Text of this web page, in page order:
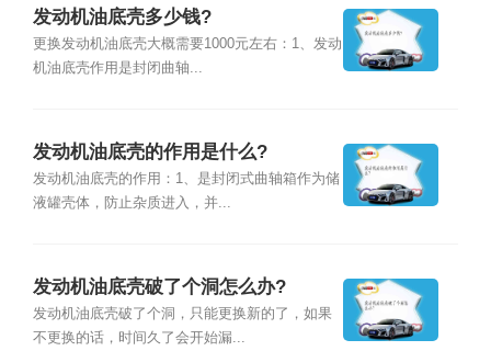
发动机油底壳多少钱?
更换发动机油底壳大概需要1000元左右：1、发动
机油底壳作用是封闭曲轴...
发动机油底壳的作用是什么?
发动机油底壳的作用：1、是封闭式曲轴箱作为储
液罐壳体，防止杂质进入，并...
发动机油底壳破了个洞怎么办?
发动机油底壳破了个洞，只能更换新的了，如果
不更换的话，时间久了会开始漏...